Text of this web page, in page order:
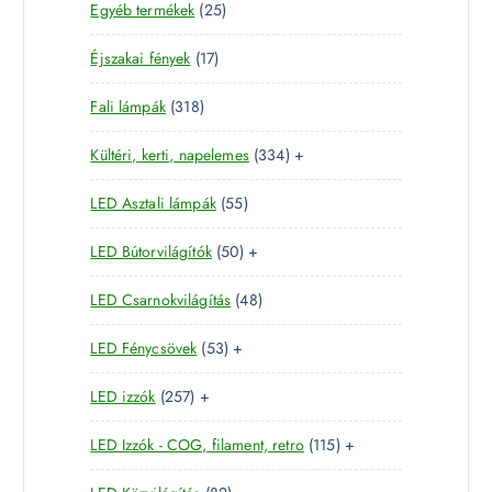
k
r
m
é
k
t
r
é
k
Egyéb termékek 252
5
e
m
é
k
Éjszakai fények 171
7
e
r
m
é
k
Fali lámpák 3183
1
8
t
e
r
m
é
k
Kültéri, kerti, napelemes 3343
3
t
r
é
+
LED Asztali lámpák 555
5
t
e
r
m
k
LED Bútorvilágítók 505
0
t
e
r
m
k
+
LED Csarnokvilágítás 484
8
e
m
é
k
LED Fénycsövek 535
3
e
r
m
+
LED izzók 2572
5
7
t
+
LED Izzók - COG, filament, retro 1151
1
+